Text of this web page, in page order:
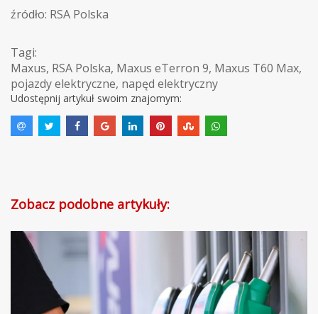
źródło: RSA Polska
Tagi:
Maxus, RSA Polska, Maxus eTerron 9, Maxus T60 Max,
pojazdy elektryczne, napęd elektryczny
Udostępnij artykuł swoim znajomym:
Zobacz podobne artykuły: